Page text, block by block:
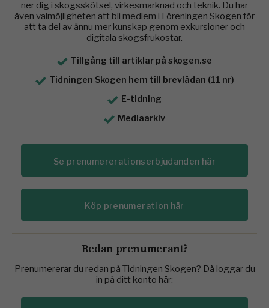
ner dig i skogsskötsel, virkesmarknad och teknik. Du har
även valmöjligheten att bli medlem i Föreningen Skogen för
att ta del av ännu mer kunskap genom exkursioner och
digitala skogsfrukostar.
Tillgång till artiklar på skogen.se
Tidningen Skogen hem till brevlådan (11 nr)
E-tidning
Mediaarkiv
Se prenumererationserbjudanden här
Köp prenumeration här
Redan prenumerant?
Prenumererar du redan på Tidningen Skogen? Då loggar du
in på ditt konto här: